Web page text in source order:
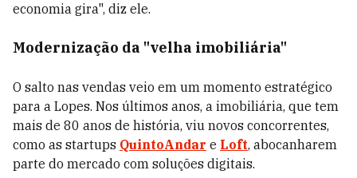
economia gira", diz ele.
Modernização da "velha imobiliária"
O salto nas vendas veio em um momento estratégico
para a Lopes. Nos últimos anos, a imobiliária, que tem
mais de 80 anos de história, viu novos concorrentes,
como as startups QuintoAndar e Loft, abocanharem
parte do mercado com soluções digitais.